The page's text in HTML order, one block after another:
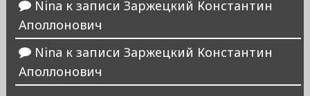
Nina к записи Заржецкий Константин
Аполлонович
Nina к записи Заржецкий Константин
Аполлонович